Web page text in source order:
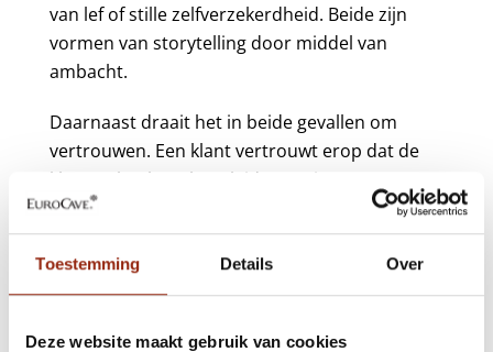
Toestemming Details Over
Deze website maakt gebruik van cookies
van lef of stille zelfverzekerdheid. Beide zijn
vormen van storytelling door middel van
ambacht.
Daarnaast draait het in beide gevallen om
vertrouwen. Een klant vertrouwt erop dat de
kleermaker hem begeleidt naar iets waarvoor
hij misschien zelf niet direct zou hebben
gekozen. Een fles wijn openen voor vrienden
werkt net zo. Je schenkt niet alleen een wijn die
past bij het moment, maar ook een stukje van